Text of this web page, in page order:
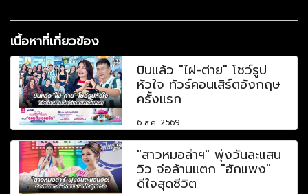
เนื้อหาที่เกี่ยวข้อง
บินแล้ว "ไผ่-ต่าย" โชว์รูป
หัวใจ ทัวร์คอนเสิร์ตอังกฤษ
ครั้งแรก
6 ส.ค. 2569
"สาวหมอลำฯ" พุ่งวันละแสน
วิว จ่อล้านแตก "ฮักแพง"
ดีใจสุดชีวิต